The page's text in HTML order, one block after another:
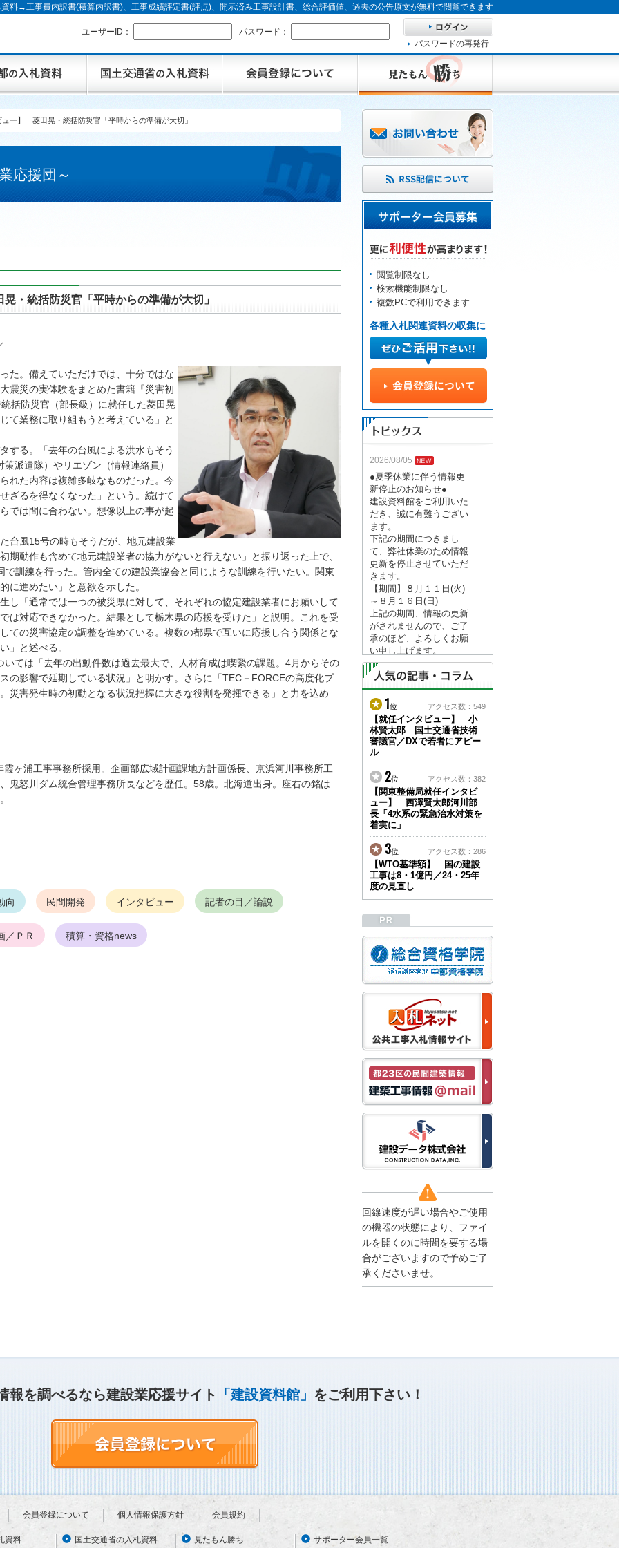
資料→工事費内訳書(積算内訳書)、工事成績評定書(評点)、開示済み工事設計書、総合評価値、過去の公告原文が無料で閲覧できます
ユーザーID：
パスワード：
パスワードの再発行
ュー】 菱田晃・統括防災官「平時からの準備が大切」
応援団～
・統括防災官「平時からの準備が大切」
た。備えていただけでは、十分ではな
震災の実体験をまとめた書籍『災害初
括防災官（部長級）に就任した菱田晃
て業務に取り組もうと考えている」と
する。「去年の台風による洪水もそう
派遣隊）やリエゾン（情報連絡員）
れた内容は複雑多岐なものだった。今
ざるを得なくなった」という。続けて
では間に合わない。想像以上の事が起
台風15号の時もそうだが、地元建設業
期動作も含めて地元建設業者の協力がないと行えない」と振り返った上で、
で訓練を行った。管内全ての建設業協会と同じような訓練を行いたい。関東
に進めたい」と意欲を示した。
し「通常では一つの被災県に対して、それぞれの協定建設業者にお願いして
は対応できなかった。結果として栃木県の応援を受けた」と説明。これを受
ての災害協定の調整を進めている。複数の都県で互いに応援し合う関係とな
」と述べる。
ては「去年の出動件数は過去最大で、人材育成は喫緊の課題。4月からその
の影響で延期している状況」と明かす。さらに「TEC－FORCEの高度化プ
災害発生時の初動となる状況把握に大きな役割を発揮できる」と力を込め
ヶ浦工事事務所採用。企画部広域計画課地方計画係長、京浜河川事務所工
鬼怒川ダム統合管理事務所長などを歴任。58歳。北海道出身。座右の銘は
向 民間開発 インタビュー 記者の目／論説
／ＰＲ 積算・資格news
閲覧制限なし
検索機能制限なし
複数PCで利用できます
各種入札関連資料の収集に
2026/08/05
●夏季休業に伴う情報更
新停止のお知らせ●
建設資料館をご利用いた
だき、誠に有難うござい
ます。
下記の期間につきまし
て、弊社休業のため情報
更新を停止させていただ
きます。
【期間】８月１１日(火)
～８月１６日(日)
上記の期間、情報の更新
がされませんので、ご了
承のほど、よろしくお願
い申し上げます。
なお、情報は８月１７日
(月)より登録されます。
2026/04/23
●ゴールデンウィークに
伴う情報更新停止のお知
らせ(05/02～05/10)●
ユーザー各位
建設資料館をご利用いた
だき、誠に有難うござい
ます。
下記の期間につきまし
て、弊社休業のため情報
更新を停止させていただ
きます。
【期間】５月２日(土)～
５月１０日(日)
上記の期間、情報の更新
がされませんので、ご了
い申し上げます。
から通常通り運営いたし
ます。
2025/12/22
●年末年始に伴う情報更
新停止のお知らせ●
建設資料館をご利用いた
だき、誠に有難うござい
ます。
下記の期間につきまし
て、弊社休業のため情報
更新を停止させていただ
きます。
【期間】１２月２７日
(土)～１月４日(日)
上記の期間、情報の更新
がされませんので、ご了
承のほど、よろしくお願
なお、情報は１月５日
(月)より登録されます。
2025/08/04
●夏季休業に伴う情報更
新停止のお知らせ●
建設資料館をご利用いた
だき、誠に有難うござい
がされませんので、ご了
承のほど、よろしくお願
伴う情報更新停止のお知
らせ(04/26～04/29、05/0
ユーザー各位
1位 アクセス数：549
【就任インタビュー】 小
林賢太郎 国土交通省技術
審議官／DXで若者にアピー
ル
2位 アクセス数：382
【関東整備局就任インタビ
ュー】 西澤賢太郎河川部
長「4水系の緊急治水対策を
着実に」
3位 アクセス数：286
【WTO基準額】 国の建設
工事は8・1億円／24・25年
度の見直し
回線速度が遅い場合やご使用
の機器の状態により、ファイ
ルを開くのに時間を要する場
合がございますので予めご了
承くださいませ。
報を調べるなら建設業応援サイト 「建設資料館」 をご利用下さい！
会員登録について 個人情報保護方針 会員規約
資料 国土交通省の入札資料 見たもん勝ち サポーター会員一覧